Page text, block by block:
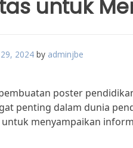
untuk
2024 by adminjbe
poster
penting dalam dunia
menyampaikan